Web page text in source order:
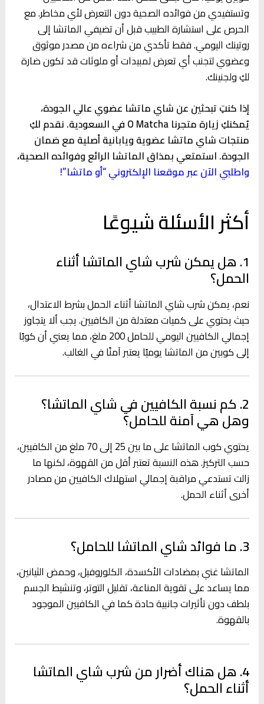
وتستفيدي من فوائده الصحية دون التعرض لأي مخاطر. مع
الحرص على استشارة الطبيب قبل أن تضيفي الماتشا إلى
روتينك اليومي. فقط تأكدي من شراءه من مصدر موثوق
وعضوي لتجنب أي تعرض لمبيدات أو ملوثات قد تكون ضارة
لكِ ولجنينك.
إذا كنتِ تبحثين عن شاي ماتشا عضوي عالي الجودة،
يُمكنكِ زيارة متجرنا O Matcha في السعودية. نقدم لكِ
منتجات شاي ماتشا عضوية ويابانية أصلية مع ضمان
الجودة. استمتعي بمذاق الماتشا الرائع وفوائده الصحية،
واطلبي الآن عبر موقعنا الإلكتروني “أو ماتشا”!
أكثر الأسئلة شيوعًا
1. هل يمكن شرب شاي الماتشا أثناء
الحمل؟
نعم، يمكن شرب شاي الماتشا أثناء الحمل بشرط الاعتدال،
حيث يحتوي على كميات معتدلة من الكافيين. يجب ألا يتجاوز
إجمالي الكافيين اليومي للحامل 200 ملغ، مما يعني أن كوبًا
إلى كوبين من الماتشا يوميًا يعتبر آمنًا في الغالب.
2. كم نسبة الكافيين في شاي الماتشا؟
وهل هي آمنة للحامل؟
يحتوي كوب الماتشا على ما بين 25 إلى 70 ملغ من الكافيين،
حسب التركيز. هذه النسبة تعتبر أقل من القهوة، لكنها ما
زالت تستدعي مراقبة إجمالي استهلاك الكافيين من مصادر
أخرى أثناء الحمل.
3. ما فوائد شاي الماتشا للحامل؟
الماتشا غني بمضادات الأكسدة، الكلوروفيل، وحمض الثيانين،
مما يساعد على تقوية المناعة، تقليل التوتر، وتنشيط الجسم
بلطف دون تأثيرات جانبية حادة كما في الكافيين الموجود
بالقهوة.
4. هل هناك أضرار من شرب شاي الماتشا
أثناء الحمل؟